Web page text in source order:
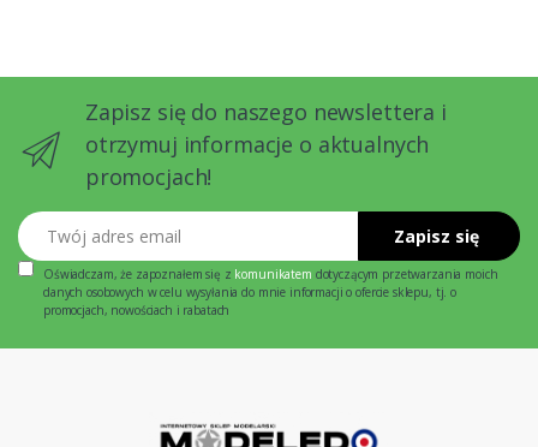
Zapisz się do naszego newslettera i
otrzymuj informacje o aktualnych
promocjach!
Twój adres email
Zapisz się
Oświadczam, że zapoznałem się z komunikatem dotyczącym przetwarzania moich
danych osobowych w celu wysyłania do mnie informacji o ofercie sklepu, tj. o
promocjach, nowościach i rabatach